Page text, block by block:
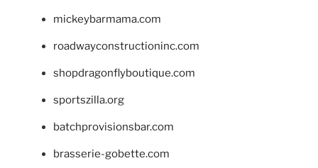
mickeybarmama.com
roadwayconstructioninc.com
shopdragonflyboutique.com
sportszilla.org
batchprovisionsbar.com
brasserie-gobette.com